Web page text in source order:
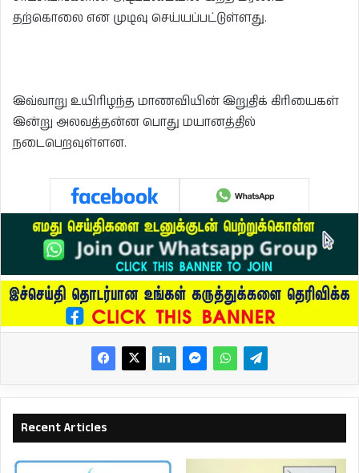
தற்கொலை என முடிவு செய்யப்பட்டுள்ளது.
இவ்வாறு உயிரிழந்த மாணவியின் இறுதிக் கிரியைகள்
இன்று அலவத்தன்ன பொது மயானத்தில்
நடைபெறவுள்ளன.
Recent Articles